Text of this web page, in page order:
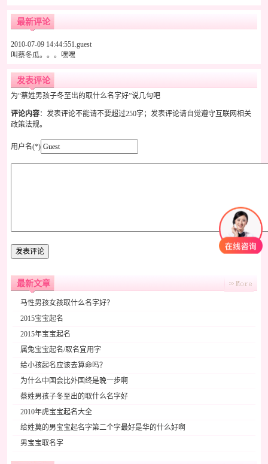
最新评论
2010-07-09 14:44:551.guest
叫蔡冬瓜。。。嘿嘿
发表评论
为“蔡姓男孩子冬至出的取什么名字好”说几句吧
评论内容：发表评论不能请不要超过250字；发表评论请自觉遵守互联网相关
政策法规。
用户名(*)
最新文章
马性男孩女孩取什么名字好？
2015宝宝起名
2015年宝宝起名
属兔宝宝起名/取名宜用字
给小孩起名应该去算命吗？
为什么中国会比外国终是晚一步啊
蔡姓男孩子冬至出的取什么名字好
2010年虎宝宝起名大全
给姓莫的男宝宝起名字第二个字最好是华的什么好啊
男宝宝取名字